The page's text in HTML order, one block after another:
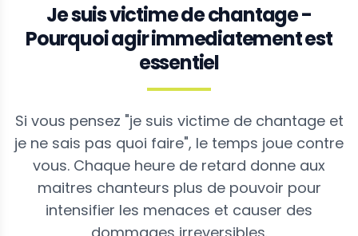
Je suis victime de chantage -
Pourquoi agir immediatement est
essentiel
Si vous pensez "je suis victime de chantage et
je ne sais pas quoi faire", le temps joue contre
vous. Chaque heure de retard donne aux
maitres chanteurs plus de pouvoir pour
intensifier les menaces et causer des